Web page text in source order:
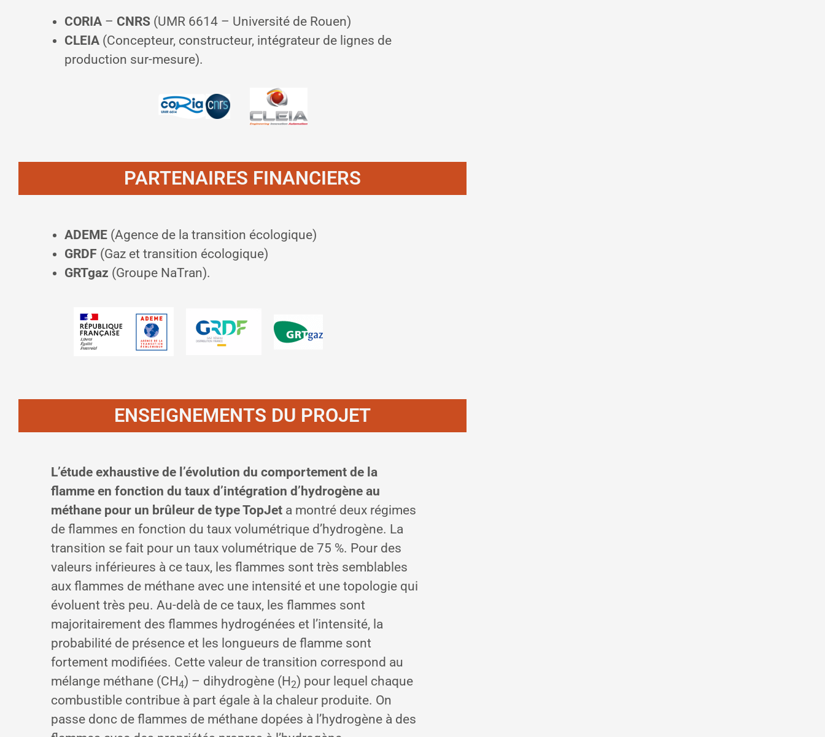
CORIA – CNRS (UMR 6614 – Université de Rouen)
CLEIA (Concepteur, constructeur, intégrateur de lignes de
production sur-mesure).
PARTENAIRES FINANCIERS
ADEME (Agence de la transition écologique)
GRDF (Gaz et transition écologique)
GRTgaz (Groupe NaTran).
ENSEIGNEMENTS DU PROJET
L’étude exhaustive de l’évolution du comportement de la
flamme en fonction du taux d’intégration d’hydrogène au
méthane pour un brûleur de type TopJet a montré deux régimes
de flammes en fonction du taux volumétrique d’hydrogène. La
transition se fait pour un taux volumétrique de 75 %. Pour des
valeurs inférieures à ce taux, les flammes sont très semblables
aux flammes de méthane avec une intensité et une topologie qui
évoluent très peu. Au-delà de ce taux, les flammes sont
majoritairement des flammes hydrogénées et l’intensité, la
probabilité de présence et les longueurs de flamme sont
fortement modifiées. Cette valeur de transition correspond au
mélange méthane (CH4) – dihydrogène (H2) pour lequel chaque
combustible contribue à part égale à la chaleur produite. On
passe donc de flammes de méthane dopées à l’hydrogène à des